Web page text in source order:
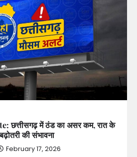
छत्तीसगढ़ में ठंड का असर कम, रात के
की संभावना
February 17, 2026